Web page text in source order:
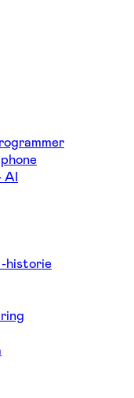
AI
historie